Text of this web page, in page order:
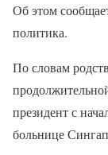
Об этом
политика.
По словам
президент с
больнице